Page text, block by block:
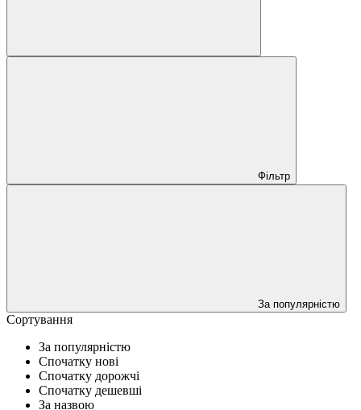
Фільтр
За популярністю
Сортування
За популярністю
Спочатку нові
Спочатку дорожчі
Спочатку дешевші
За назвою